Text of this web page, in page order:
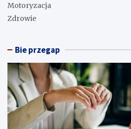
Motoryzacja
Zdrowie
Bie przegap